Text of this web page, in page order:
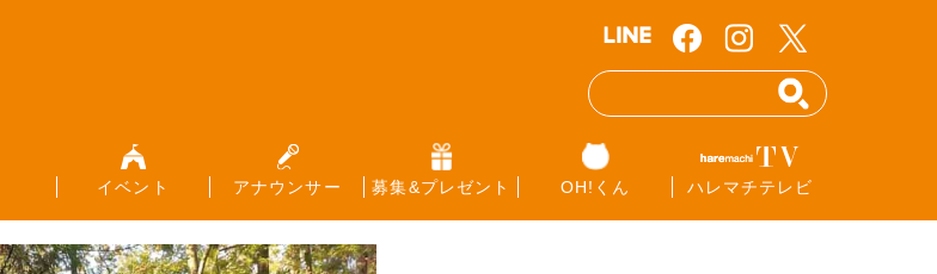
イベント アナウンサー 募集&プレゼント OH!くん ハレマチテレビ